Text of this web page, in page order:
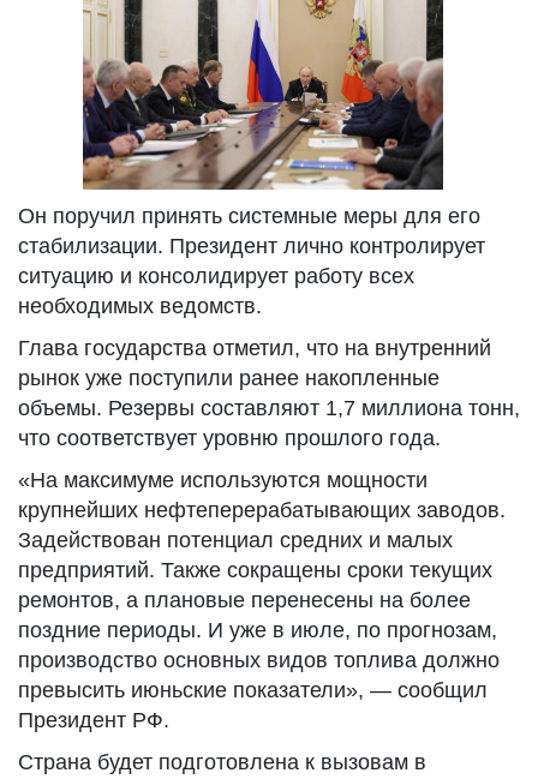
Он поручил принять системные меры для его
стабилизации. Президент лично контролирует
ситуацию и консолидирует работу всех
необходимых ведомств.
Глава государства отметил, что на внутренний
рынок уже поступили ранее накопленные
объемы. Резервы составляют 1,7 миллиона тонн,
что соответствует уровню прошлого года.
«На максимуме используются мощности
крупнейших нефтеперерабатывающих заводов.
Задействован потенциал средних и малых
предприятий. Также сокращены сроки текущих
ремонтов, а плановые перенесены на более
поздние периоды. И уже в июле, по прогнозам,
производство основных видов топлива должно
превысить июньские показатели», — сообщил
Президент РФ.
Страна будет подготовлена к вызовам в